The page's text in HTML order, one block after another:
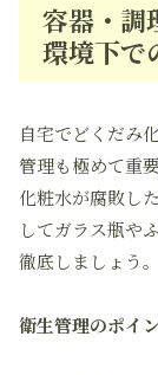
容器・調
環境下で
自宅でどくだみ
管理も極めて重
化粧水が腐敗し
してガラス瓶や
徹底しましょう。
衛生管理のポイ